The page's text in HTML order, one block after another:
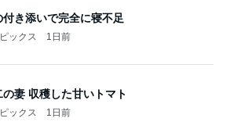
付き添いで完全に寝不足
ックス 1日前
の妻 収穫した甘いトマト
ックス 1日前